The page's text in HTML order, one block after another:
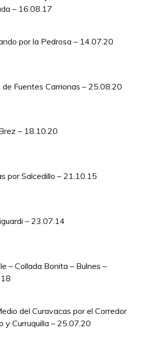
– 16.08.17
por la Pedrosa – 14.07.20
de Fuentes Carrionas – 25.08.20
– 18.10.20
por Salcedillo – 21.10.15
– 23.07.14
– Collada Bonita – Bulnes –
del Curavacas por el Corredor
y Curruquilla – 25.07.20